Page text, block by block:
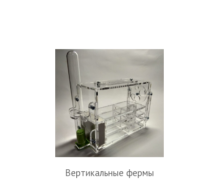
Вертикальные фермы